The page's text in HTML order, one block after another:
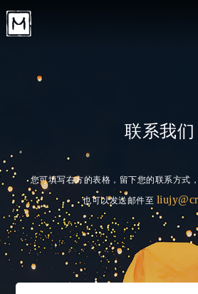
联系我们
您可填写右方的表格，留下您的联系方式
也可以发送邮件至